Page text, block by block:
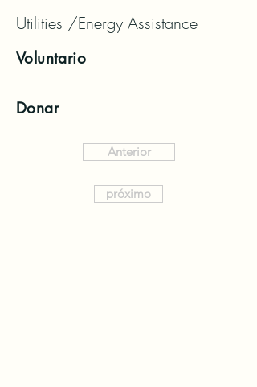
Utilities /Energy Assistance
Voluntario
Donar
Anterior
próximo